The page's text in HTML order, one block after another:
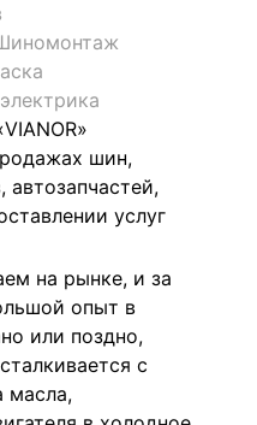
шин,
автозапчастей,
услуг
на рынке, и за
опыт в
или поздно,
с
масла,